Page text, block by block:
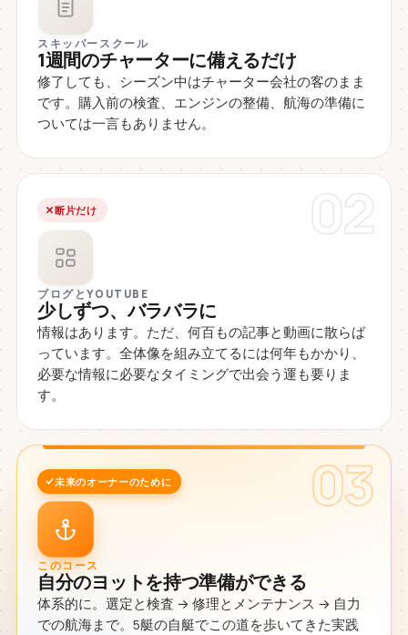
スキッパースクール
1週間のチャーターに備えるだけ
修了しても、シーズン中はチャーター会社の客のまま
です。購入前の検査、エンジンの整備、航海の準備に
ついては一言もありません。
02
断片だけ
ブログとYOUTUBE
少しずつ、バラバラに
情報はあります。ただ、何百もの記事と動画に散らば
っています。全体像を組み立てるには何年もかかり、
必要な情報に必要なタイミングで出会う運も要りま
す。
03
未来のオーナーのために
このコース
自分のヨットを持つ準備ができる
体系的に。選定と検査 → 修理とメンテナンス → 自力
での航海まで。5艇の自艇でこの道を歩いてきた実践